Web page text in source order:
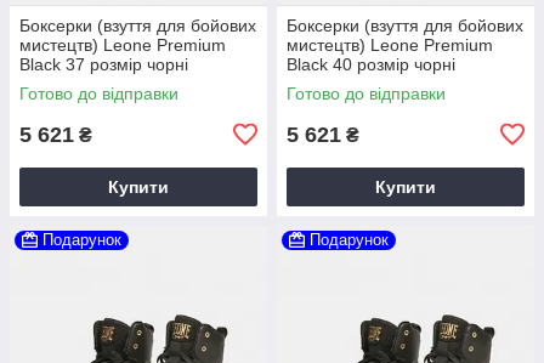
Боксерки (взуття для бойових
мистецтв) Leone Premium
Black 37 розмір чорні
Готово до відправки
5 621 ₴
Купити
Боксерки (взуття для бойових
мистецтв) Leone Premium
Black 40 розмір чорні
Готово до відправки
5 621 ₴
Купити
Подарунок Подарунок